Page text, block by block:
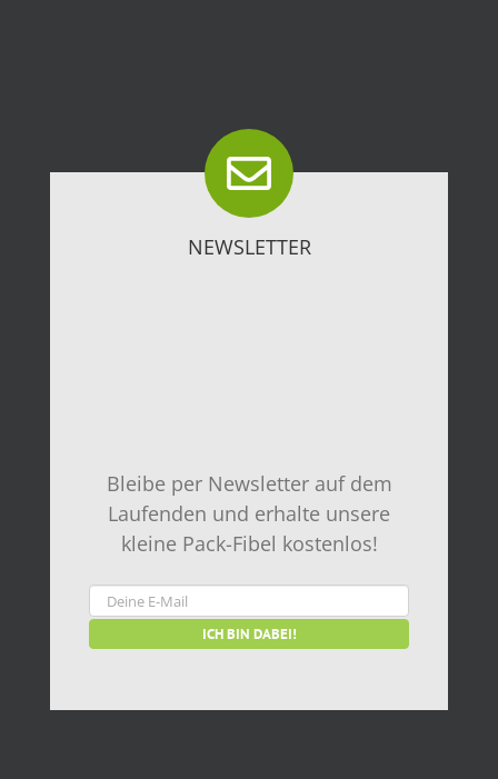
NEWSLETTER
Bleibe per Newsletter auf dem
Laufenden und erhalte unsere
kleine Pack-Fibel kostenlos!